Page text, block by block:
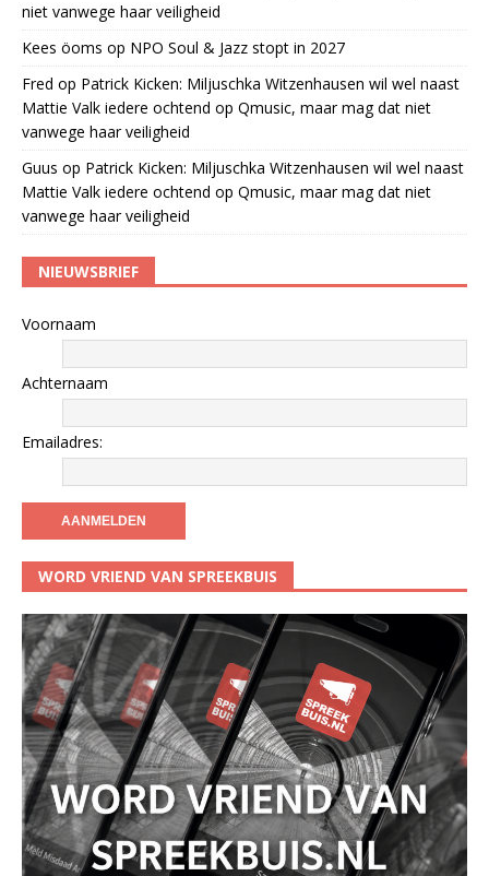
niet vanwege haar veiligheid
Kees öoms op NPO Soul & Jazz stopt in 2027
Fred op Patrick Kicken: Miljuschka Witzenhausen wil wel naast
Mattie Valk iedere ochtend op Qmusic, maar mag dat niet
vanwege haar veiligheid
Guus op Patrick Kicken: Miljuschka Witzenhausen wil wel naast
Mattie Valk iedere ochtend op Qmusic, maar mag dat niet
vanwege haar veiligheid
NIEUWSBRIEF
Voornaam
Achternaam
Emailadres:
WORD VRIEND VAN SPREEKBUIS